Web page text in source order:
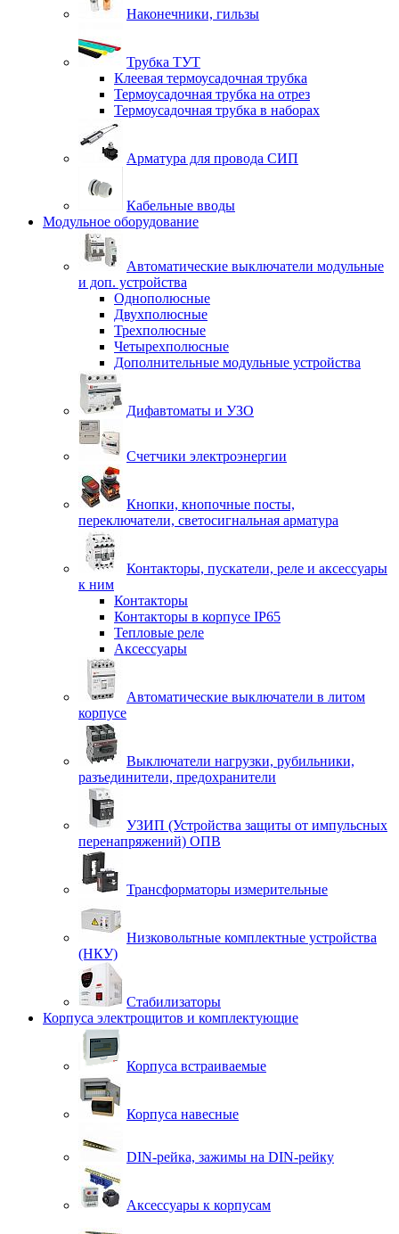
Наконечники, гильзы
Трубка ТУТ
Клеевая термоусадочная трубка
Термоусадочная трубка на отрез
Термоусадочная трубка в наборах
Арматура для провода СИП
Кабельные вводы
Модульное оборудование
Автоматические выключатели модульные
и доп. устройства
Однополюсные
Двухполюсные
Трехполюсные
Четырехполюсные
Дополнительные модульные устройства
Дифавтоматы и УЗО
Счетчики электроэнергии
Кнопки, кнопочные посты,
переключатели, светосигнальная арматура
Контакторы, пускатели, реле и аксессуары
к ним
Контакторы
Контакторы в корпусе IP65
Тепловые реле
Аксессуары
Автоматические выключатели в литом
корпусе
Выключатели нагрузки, рубильники,
разъединители, предохранители
УЗИП (Устройства защиты от импульсных
перенапряжений) ОПВ
Трансформаторы измерительные
Низковольтные комплектные устройства
(НКУ)
Стабилизаторы
Корпуса электрощитов и комплектующие
Корпуса встраиваемые
Корпуса навесные
DIN-рейка, зажимы на DIN-рейку
Аксессуары к корпусам